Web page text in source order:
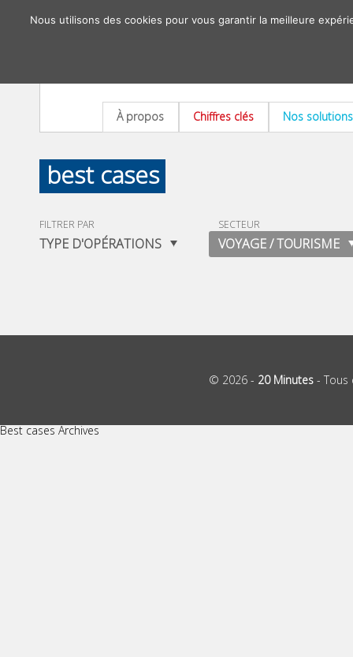
À propos Chiffres clés Nos solutions
best cases
FILTRER PAR
TYPE D'OPÉRATIONS
SECTEUR
VOYAGE / TOURISME
© 2026 - 20 Minutes -
Nous utilisons des cookies pour vous garantir la meilleure
Best cases Archives